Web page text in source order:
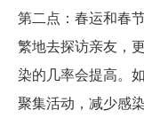
第二点：春运和春
繁地去探访亲友，
染的几率会提高。
聚集活动，减少感